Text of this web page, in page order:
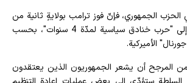
الجمهوري، فإنّ فوز ترامب بولايةٍ ثانية من
شأنه أن يأخذ البلاد إلى "حرب خنادق سياسية لمدّة 4 سنوات"، بحسب
الأميركية.
المرجح أن يشعر الجمهوريون الذين يعتقدون